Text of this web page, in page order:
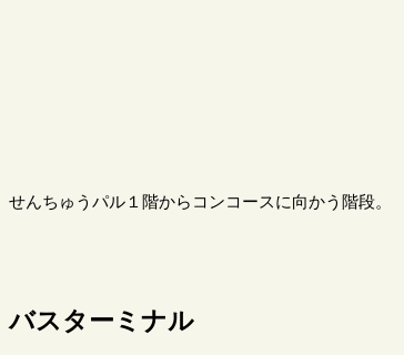
せんちゅうパル１階からコンコースに向かう階段。
バスターミナル